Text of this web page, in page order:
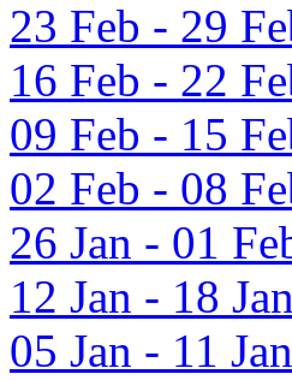
23 Feb - 29
16 Feb - 22
09 Feb - 15
02 Feb - 08
26 Jan - 01
12 Jan - 18
05 Jan - 11